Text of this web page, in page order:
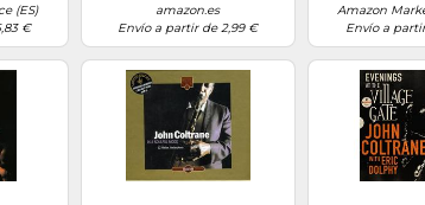
(ES)
€
amazon.es
Envío a partir de 2,99 €
Amazon
Envío a